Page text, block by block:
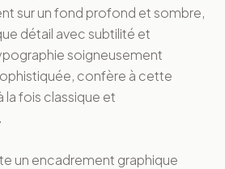
sur un fond profond et sombre,
détail avec subtilité et
soigneusement
confère à cette
la fois classique et
un encadrement graphique